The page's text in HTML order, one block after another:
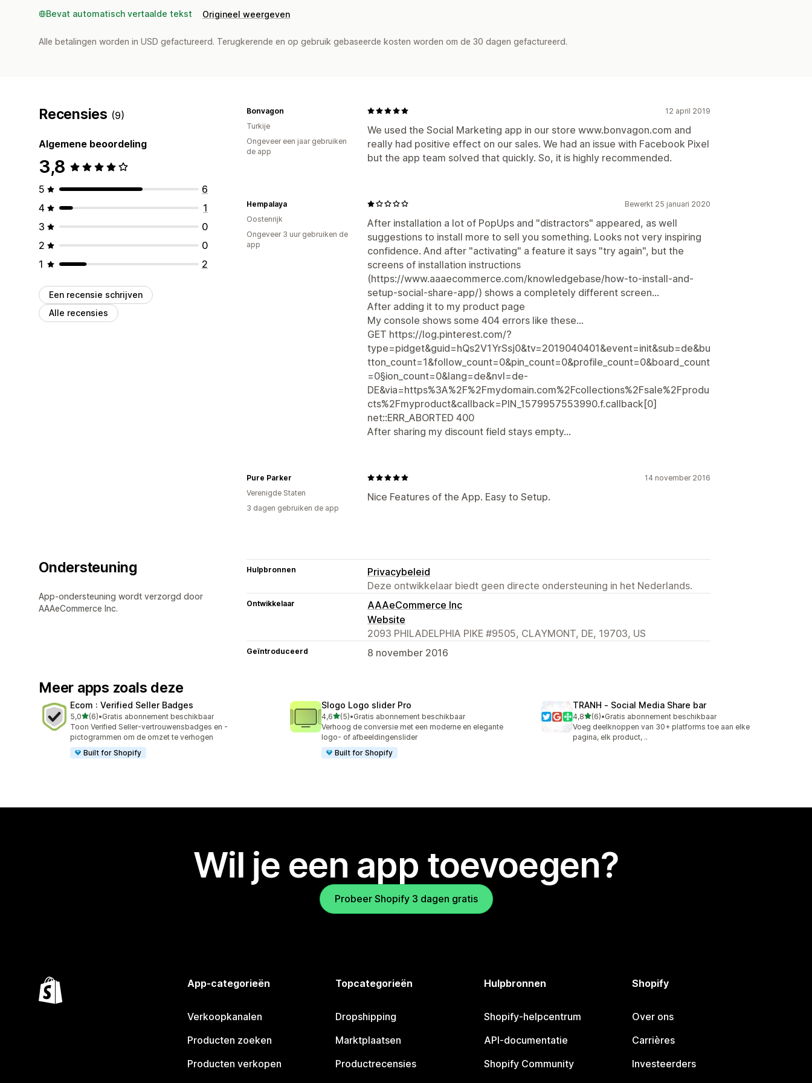
Bevat automatisch vertaalde tekst Origineel weergeven
Alle betalingen worden in USD gefactureerd. Terugkerende en op gebruik gebaseerde kosten worden om de 30 dagen gefactureerd.
Recensies (9)
Algemene beoordeling
3,8
5
6
4
1
3
0
2
0
1
2
Een recensie schrijven
Alle recensies
12 april 2019
We used the Social Marketing app in our store www.bonvagon.com and
really had positive effect on our sales. We had an issue with Facebook Pixel
but the app team solved that quickly. So, it is highly recommended.
Bonvagon
Turkije
Ongeveer een jaar gebruiken
de app
Bewerkt 25 januari 2020
After installation a lot of PopUps and "distractors" appeared, as well
suggestions to install more to sell you something. Looks not very inspiring
confidence. And after "activating" a feature it says "try again", but the
screens of installation instructions
(https://www.aaaecommerce.com/knowledgebase/how-to-install-and-
setup-social-share-app/) shows a completely different screen...
After adding it to my product page
My console shows some 404 errors like these...
GET https://log.pinterest.com/?
type=pidget&guid=hQs2V1YrSsj0&tv=2019040401&event=init&sub=de&bu
tton_count=1&follow_count=0&pin_count=0&profile_count=0&board_count
=0§ion_count=0&lang=de&nvl=de-
DE&via=https%3A%2F%2Fmydomain.com%2Fcollections%2Fsale%2Fprodu
cts%2Fmyproduct&callback=PIN_1579957553990.f.callback[0]
net::ERR_ABORTED 400
After sharing my discount field stays empty...
Hempalaya
Oostenrijk
Ongeveer 3 uur gebruiken de
app
14 november 2016
Nice Features of the App. Easy to Setup.
Pure Parker
Verenigde Staten
3 dagen gebruiken de app
Ondersteuning
App-ondersteuning wordt verzorgd door
AAAeCommerce Inc.
Hulpbronnen
Privacybeleid
Deze ontwikkelaar biedt geen directe ondersteuning in het Nederlands.
Ontwikkelaar
AAAeCommerce Inc
Website
2093 PHILADELPHIA PIKE #9505, CLAYMONT, DE, 19703, US
Geïntroduceerd 8 november 2016
Meer apps zoals deze
Ecom : Verified Seller Badges
5,0van 5 sterren
(6)
6 recensies in totaal
•Gratis abonnement beschikbaar
Toon Verified Seller-vertrouwensbadges en -
pictogrammen om de omzet te verhogen
Built for Shopify
Slogo Logo slider Pro
4,6van 5 sterren
(5)
5 recensies in totaal
•Gratis abonnement beschikbaar
Verhoog de conversie met een moderne en elegante
logo- of afbeeldingenslider
Built for Shopify
TRANH ‑ Social Media Share bar
4,8van 5 sterren
(6)
6 recensies in totaal
•Gratis abonnement beschikbaar
Voeg deelknoppen van 30+ platforms toe aan elke
pagina, elk product, ..
Wil je een app toevoegen?
Probeer Shopify 3 dagen gratis
App-categorieën
Verkoopkanalen
Producten zoeken
Producten verkopen
Topcategorieën
Dropshipping
Marktplaatsen
Productrecensies
Hulpbronnen
Shopify-helpcentrum
API-documentatie
Shopify Community
Shopify
Over ons
Carrières
Investeerders